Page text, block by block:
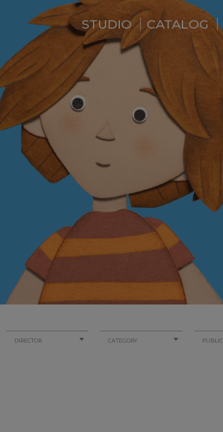
STUDIO
WHO ARE WE ?
NEWS
RESIDENCE
BACKSTAGE
CATALOG
DIRECTOR CATEGORY PUBLIC